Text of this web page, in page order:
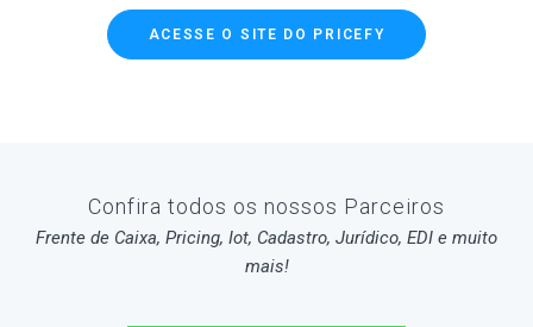
ACESSE O SITE DO PRICEFY
Confira todos os nossos Parceiros
Frente de Caixa, Pricing, Iot, Cadastro, Jurídico, EDI e muito
mais!